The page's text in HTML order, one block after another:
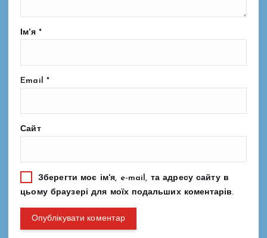
Ім'я *
Email *
Сайт
Зберегти моє ім'я, e-mail, та адресу сайту в
цьому браузері для моїх подальших коментарів.